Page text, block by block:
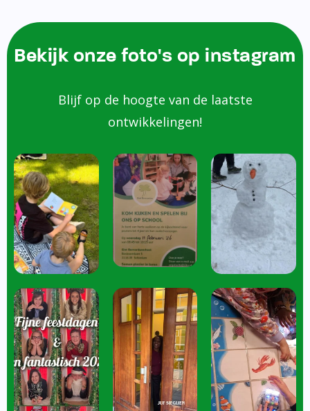
Bekijk onze foto's op instagram
Blijf op de hoogte van de laatste
ontwikkelingen!